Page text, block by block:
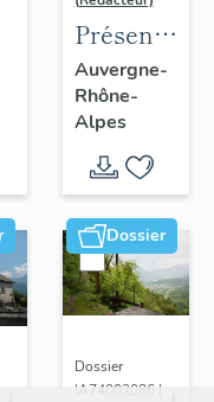
de l'aire
d'étude
du
du vitrail
ancien
de
Rhône-
Auvergne-
Rhône-
Alpes
Dossier
Dossier
IA74002086 |